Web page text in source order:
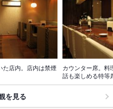
た店内。店内は禁煙
カウンター席。料
話も楽しめる特等
を見る